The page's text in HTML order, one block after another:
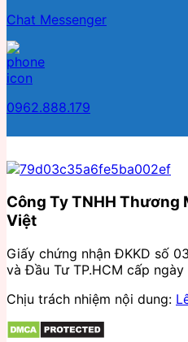
Chat Messenger
0962.888.179
Công Ty TNHH Thương
Việt
Giấy chứng nhận ĐKKD số
và Đầu Tư TP.HCM cấp
Chịu trách nhiệm nội dung: